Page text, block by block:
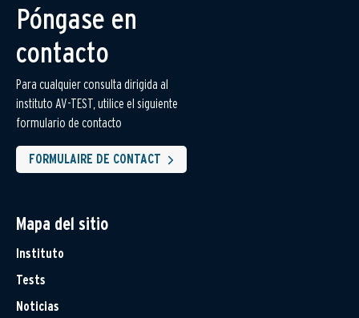
Póngase en
contacto
Para cualquier consulta dirigida al
instituto AV-TEST, utilice el siguiente
formulario de contacto
FORMULAIRE DE CONTACT
Mapa del sitio
Instituto
Tests
Noticias